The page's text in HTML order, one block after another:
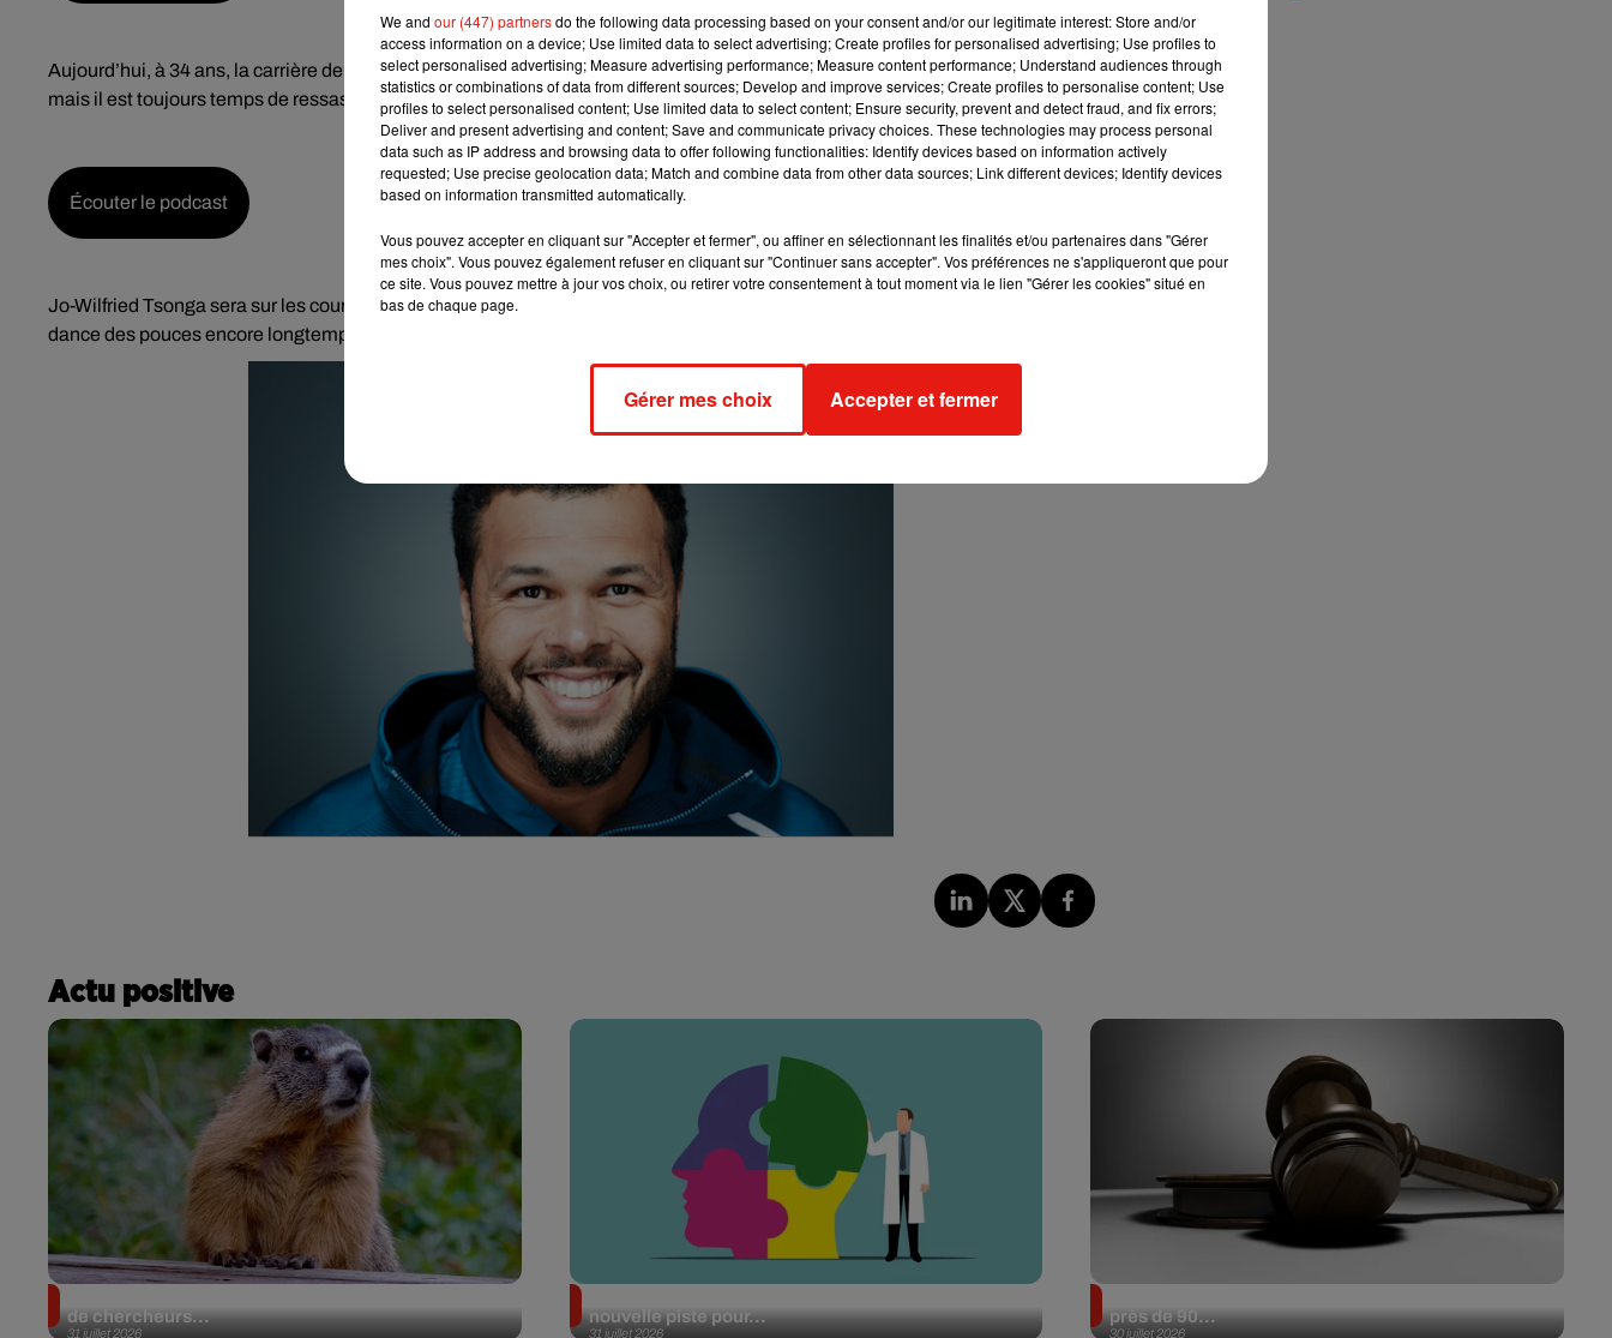
Aujourd’hui, à 34 ans, la carrière de Jo-Wilfried Tsonga est plus derrière que devant lui. L’heure n’est pas encore au bilan
mais il est toujours temps de ressasser de bons souvenirs. D’ailleurs, quel a été son plus bon souvenir sur le circuit ATP ?
Écouter le podcast
Jo-Wilfried Tsonga sera sur les courts à Metz cette semaine puis Orléans la semaine prochaine. On espère le voir faire la
dance des pouces encore longtemps.
Actu positive
31 juillet 2026
de chercheurs...
31 juillet 2026
nouvelle piste pour...
30 juillet 2026
près de 90...
We and our (447) partnersdo the following data processing based on your consent and/or our legitimate interest: Store and/or
access information on a device; Use limited data to select advertising; Create profiles for personalised advertising; Use profiles to
select personalised advertising; Measure advertising performance; Measure content performance; Understand audiences through
statistics or combinations of data from different sources; Develop and improve services; Create profiles to personalise content; Use
profiles to select personalised content; Use limited data to select content; Ensure security, prevent and detect fraud, and fix errors;
Deliver and present advertising and content; Save and communicate privacy choices. These technologies may process personal
data such as IP address and browsing data to offer following functionalities: Identify devices based on information actively
requested; Use precise geolocation data; Match and combine data from other data sources; Link different devices; Identify devices
based on information transmitted automatically.
Vous pouvez accepter en cliquant sur "Accepter et fermer", ou affiner en sélectionnant les finalités et/ou partenaires dans "Gérer
mes choix". Vous pouvez également refuser en cliquant sur "Continuer sans accepter". Vos préférences ne s'appliqueront que pour
ce site. Vous pouvez mettre à jour vos choix, ou retirer votre consentement à tout moment via le lien "Gérer les cookies" situé en
bas de chaque page.
Gérer mes choix Accepter et fermer